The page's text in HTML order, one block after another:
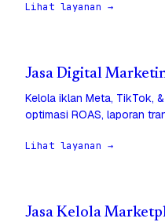
Lihat layanan →
Jasa Digital
Kelola iklan Meta, TikTok,
optimasi ROAS, laporan
Lihat layanan →
Jasa Kelola